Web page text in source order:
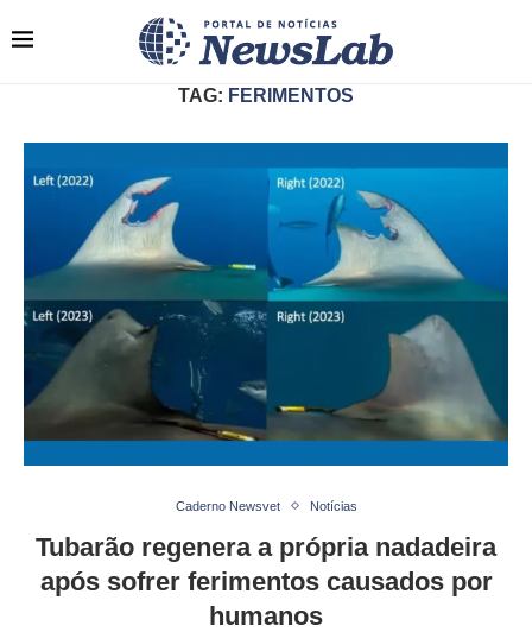
TAG: FERIMENTOS
Caderno Newsvet Notícias
Tubarão regenera a própria nadadeira
após sofrer ferimentos causados por
humanos